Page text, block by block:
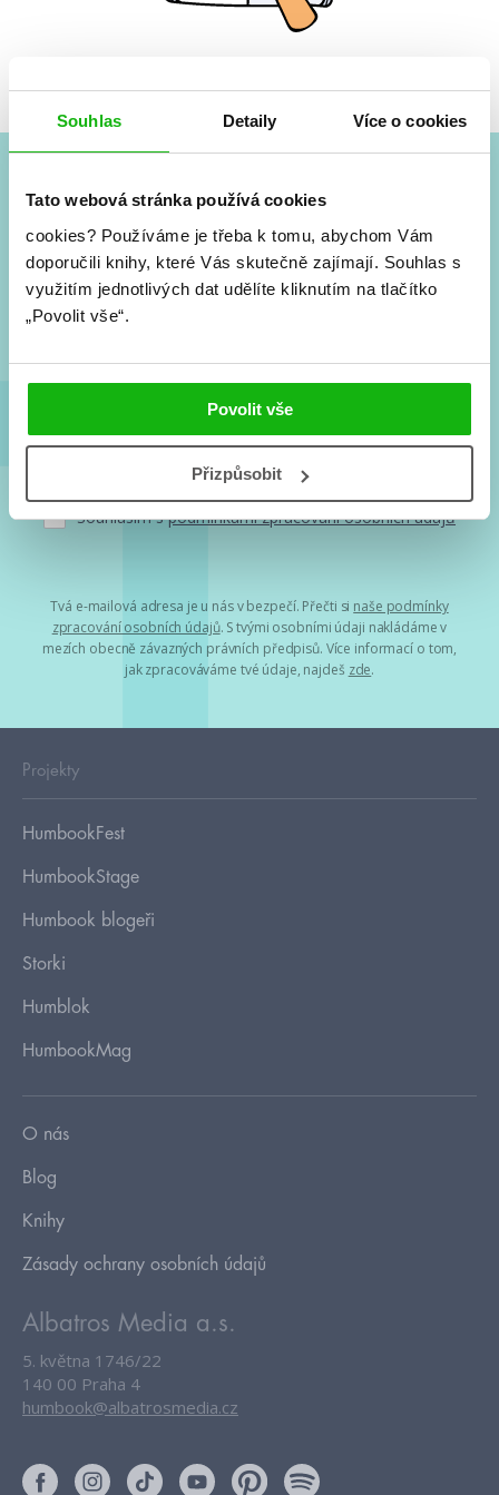
Souhlas Detaily Více o cookies
Tato webová stránka používá cookies
cookies? Používáme je třeba k tomu, abychom Vám
doporučili knihy, které Vás skutečně zajímají. Souhlas s
využitím jednotlivých dat udělíte kliknutím na tlačítko
„Povolit vše“.
Povolit vše
Přizpůsobit
#HumbookNews
Vše kolem #youngadult každý měsíc rovnou do mailu!
Nové knihy, co se chystá, kvízy, soutěže, autoři, filmové
a seriálové adaptace a další.
Souhlasím spodmínkami zpracování osobních údajů
Tvá e-mailová adresa je u nás v bezpečí. Přečti si naše podmínky
zpracování osobních údajů. S tvými osobními údaji nakládáme v
mezích obecně závazných právních předpisů. Více informací o tom,
jak zpracováváme tvé údaje, najdeš zde.
Projekty
HumbookFest
HumbookStage
Humbook blogeři
Storki
Humblok
HumbookMag
O nás
Blog
Knihy
Zásady ochrany osobních údajů
Albatros Media a.s.
5. května 1746/22
140 00 Praha 4
humbook@albatrosmedia.cz